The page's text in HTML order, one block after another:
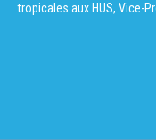
tropicales aux HUS, Vice-